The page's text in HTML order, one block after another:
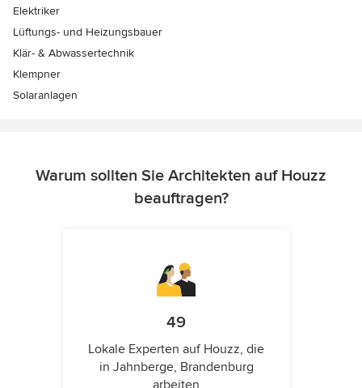
Elektriker
Lüftungs- und Heizungsbauer
Klär- & Abwassertechnik
Klempner
Solaranlagen
Warum sollten Sie Architekten auf Houzz
beauftragen?
49
Lokale Experten auf Houzz, die
in Jahnberge, Brandenburg